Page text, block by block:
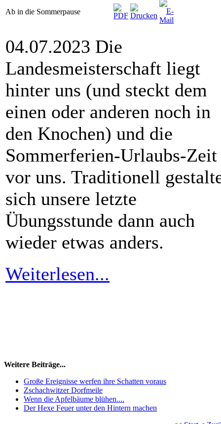
Ab in die Sommerpause
04.07.2023 Die
Landesmeisterschaft liegt
hinter uns (und steckt dem
einen oder anderen noch in
den Knochen) und die
Sommerferien-Urlaubs-Zeit
vor uns. Traditionell
sich unsere letzte
Übungsstunde dann auch
wieder etwas anders.
Weiterlesen...
Weitere Beiträge...
Große Ereignisse werfen ihre Schatten voraus
Zschachwitzer Dorfmeile
Wenn die Apfelbäume blühen....
Der Hexe Feuer unter den Hintern machen